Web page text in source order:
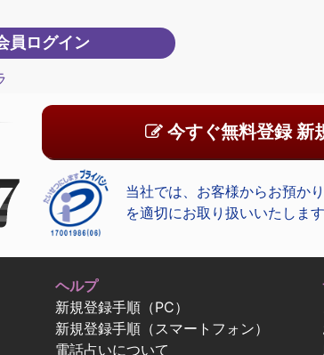
今すぐ無料登録 新
当社では、お客様からお預か
を適切にお取り扱いいたします
ヘルプ
新規登録手順（PC）
新規登録手順（スマートフォン）
電話占いについて